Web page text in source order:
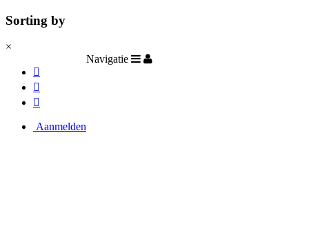
Sorting by
×
Aanmelden
Navigatie